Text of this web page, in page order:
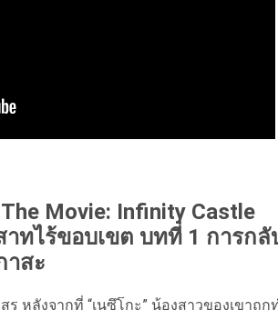
The Movie: Infinity Castle
ทไร้ขอบเขต บทที่ 1 การกลั
าสะ
หลังจากที่ “เนซึโกะ” น้องสาวของเขาถูก